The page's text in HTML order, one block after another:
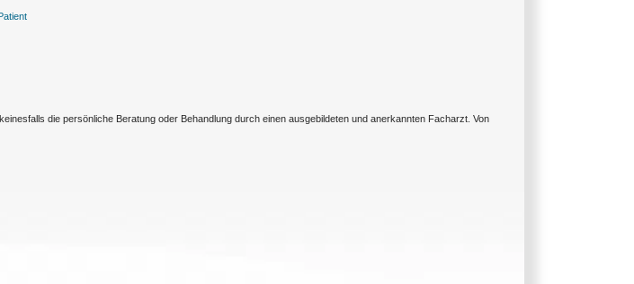
die persönliche Beratung oder Behandlung durch einen ausgebildeten und anerkannten Facharzt. Von